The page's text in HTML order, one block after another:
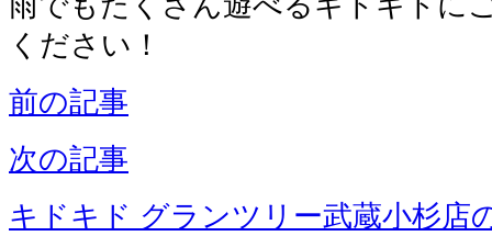
ください！
前の記事
次の記事
キドキド グランツリー武蔵小杉店